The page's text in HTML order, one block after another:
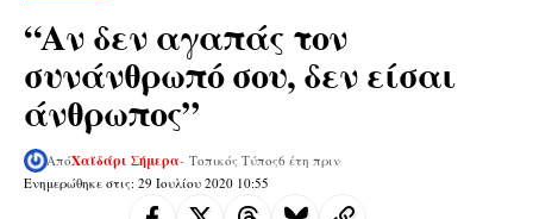
“Αν δεν αγαπάς τον
συνάνθρωπό σου, δεν είσαι
άνθρωπος”
Ενημερώθηκε στις: 29 Ιουλίου 2020 10:55
ΑπόΧαϊδάρι Σήμερα- Τοπικός Τύπος6 έτη πριν